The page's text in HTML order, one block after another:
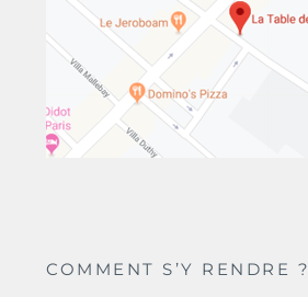
COMMENT S’Y RENDRE ?